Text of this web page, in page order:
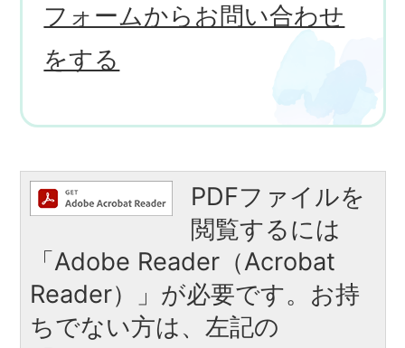
フォームからお問い合わせ
をする
PDFファイルを
閲覧するには
「Adobe Reader（Acrobat
Reader）」が必要です。お持
ちでない方は、左記の